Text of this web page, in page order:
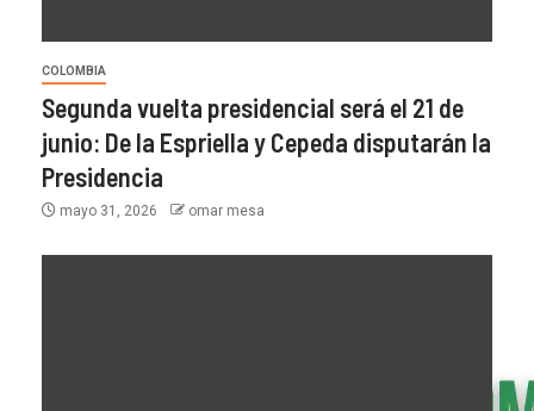
COLOMBIA
Segunda vuelta presidencial será el 21 de
junio: De la Espriella y Cepeda disputarán la
Presidencia
mayo 31, 2026 omar mesa